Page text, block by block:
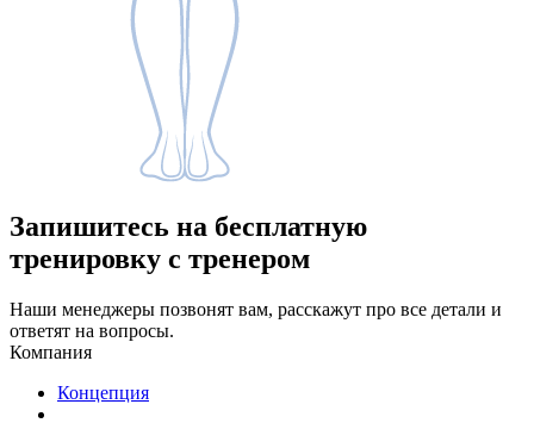
Запишитесь на бесплатную
тренировку с тренером
Наши менеджеры позвонят вам, расскажут про все детали и
ответят на вопросы.
Компания
Концепция